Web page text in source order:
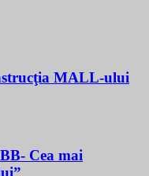
MALL-ului
Cea mai